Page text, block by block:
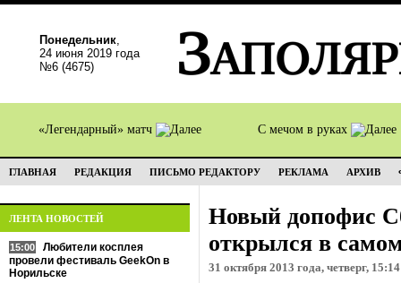
Понедельник,
24 июня 2019 года
№6 (4675)
«Легендарный» матч С мечом в руках
ГЛАВНАЯ РЕДАКЦИЯ ПИСЬМО РЕДАКТОРУ РЕКЛАМА АРХИВ
ЛЕНТА НОВОСТЕЙ
15:00
Любители косплея
провели фестиваль GeekOn в
Норильске
Новый допофис
открылся в
31 октября 2013 года, четверг, 15:14